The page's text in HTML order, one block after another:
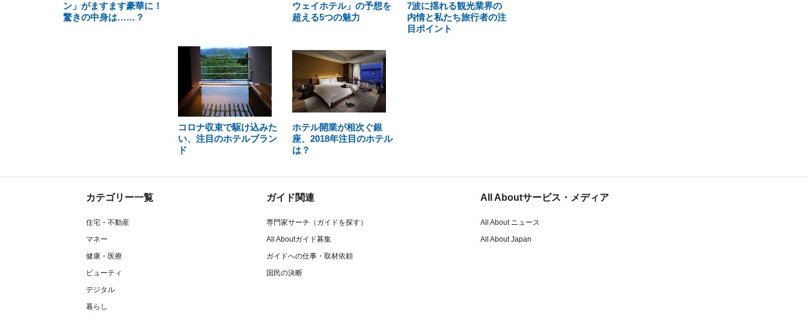
ン」がますます豪華に！
驚きの中身は……？
ウェイホテル」の予想を
超える5つの魅力
7波に揺れる観光業界の
内情と私たち旅行者の注
目ポイント
コロナ収束で駆け込みた
い、注目のホテルブラン
ド
ホテル開業が相次ぐ銀
座、2018年注目のホテル
は？
カテゴリー一覧
住宅・不動産
マネー
健康・医療
ビューティ
デジタル
暮らし
ガイド関連
専門家サーチ（ガイドを探す）
All Aboutガイド募集
ガイドへの仕事・取材依頼
国民の決断
All Aboutサービス・メディア
All About ニュース
All About Japan